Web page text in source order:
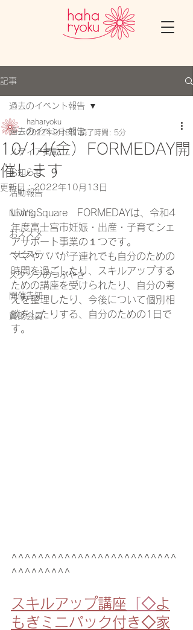
記事
過去のイベント報告
メディア掲載
お知らせ
活動報告
NEWS
おススメ
ベビステ
スタッフのつぶやき
開催告知
賛助会員
過去のイベント報告
10/14(金）FORMEDAY開
催します
haharyoku
2022年9月8日 読了時間: 5分
更新日：2022年10月13日
LivingSquare　FORMEDAYは、令和4
年度富士宮市妊娠・出産・子育てシェ
アサポート事業の１つです。
ママやパパが子連れでも自分のための
時間を過ごしたり、スキルアップする
ための講座を受けられたり、自分の考
えを整理したり、今後について個別相
談をしたりする、自分のための1日で
す。
^^^^^^^^^^^^^^^^^^^^^^^^^
^^^^^^^^^
スキルアップ講座 「◇よ
もぎミニパック付き◇家